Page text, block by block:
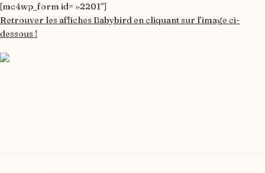
[mc4wp_form id= »2201″]
Retrouver les affiches Babybird en cliquant sur l’image ci-
dessous !